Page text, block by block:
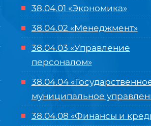
38.04.01 «Экономика»
38.04.02 «Менеджмент»
38.04.03 «Управление
персоналом»
38.04.04
муниципальное
38.04.08 «Финансы и